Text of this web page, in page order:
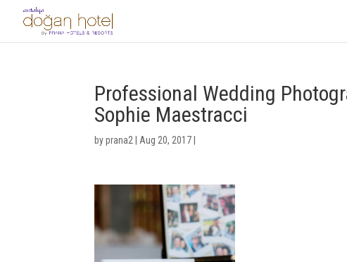
Professional Wedding
Sophie Maestracci
byprana2 Aug 20, 2017